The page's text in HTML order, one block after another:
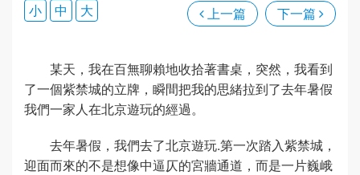
上一篇 下一篇
小 中 大
某天，我在百無聊賴地收拾著書桌，突然，我看到
了一個紫禁城的立牌，瞬間把我的思緒拉到了去年暑假
我們一家人在北京遊玩的經過。
去年暑假，我們去了北京遊玩.第一次踏入紫禁城，
迎面而來的不是想像中逼仄的宮牆通道，而是一片巍峨